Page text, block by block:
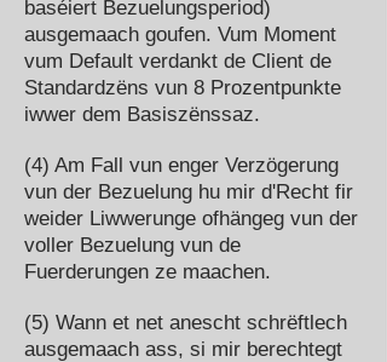
baséiert Bezuelungsperiod)
ausgemaach goufen. Vum Moment
vum Default verdankt de Client de
Standardzëns vun 8 Prozentpunkte
iwwer dem Basiszënssaz.
(4) Am Fall vun enger Verzögerung
vun der Bezuelung hu mir d'Recht fir
weider Liwwerunge ofhängeg vun der
voller Bezuelung vun de
Fuerderungen ze maachen.
(5) Wann et net anescht schrëftlech
ausgemaach ass, si mir berechtegt